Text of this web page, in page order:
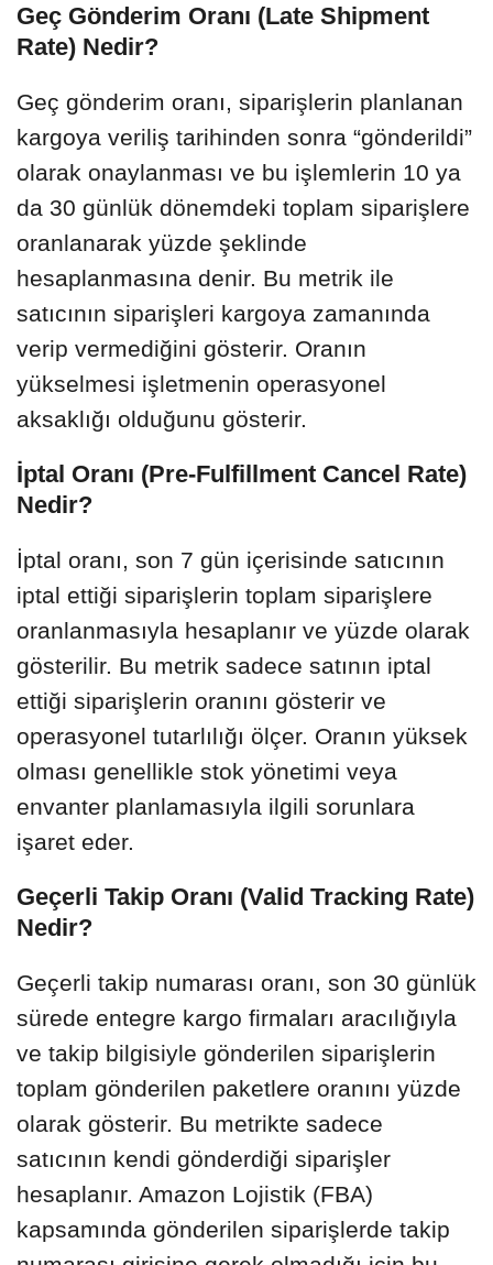
Geç Gönderim Oranı (Late Shipment
Rate) Nedir?
Geç gönderim oranı, siparişlerin planlanan
kargoya veriliş tarihinden sonra “gönderildi”
olarak onaylanması ve bu işlemlerin 10 ya
da 30 günlük dönemdeki toplam siparişlere
oranlanarak yüzde şeklinde
hesaplanmasına denir. Bu metrik ile
satıcının siparişleri kargoya zamanında
verip vermediğini gösterir. Oranın
yükselmesi işletmenin operasyonel
aksaklığı olduğunu gösterir.
İptal Oranı (Pre-Fulfillment Cancel Rate)
Nedir?
İptal oranı, son 7 gün içerisinde satıcının
iptal ettiği siparişlerin toplam siparişlere
oranlanmasıyla hesaplanır ve yüzde olarak
gösterilir. Bu metrik sadece satının iptal
ettiği siparişlerin oranını gösterir ve
operasyonel tutarlılığı ölçer. Oranın yüksek
olması genellikle stok yönetimi veya
envanter planlamasıyla ilgili sorunlara
işaret eder.
Geçerli Takip Oranı (Valid Tracking Rate)
Nedir?
Geçerli takip numarası oranı, son 30 günlük
sürede entegre kargo firmaları aracılığıyla
ve takip bilgisiyle gönderilen siparişlerin
toplam gönderilen paketlere oranını yüzde
olarak gösterir. Bu metrikte sadece
satıcının kendi gönderdiği siparişler
hesaplanır. Amazon Lojistik (FBA)
kapsamında gönderilen siparişlerde takip